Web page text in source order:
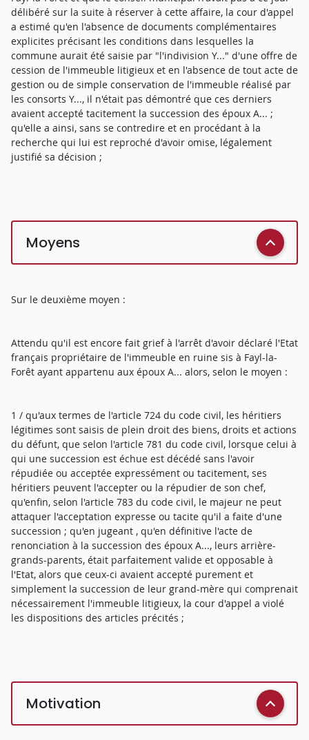
délibéré sur la suite à réserver à cette affaire, la cour d'appel
a estimé qu'en l'absence de documents complémentaires
explicites précisant les conditions dans lesquelles la
commune aurait été saisie par "l'indivision Y..." d'une offre de
cession de l'immeuble litigieux et en l'absence de tout acte de
gestion ou de simple conservation de l'immeuble réalisé par
les consorts Y..., il n'était pas démontré que ces derniers
avaient accepté tacitement la succession des époux A... ;
qu'elle a ainsi, sans se contredire et en procédant à la
recherche qui lui est reproché d'avoir omise, légalement
justifié sa décision ;
Moyens
Sur le deuxième moyen :
Attendu qu'il est encore fait grief à l'arrêt d'avoir déclaré l'Etat
français propriétaire de l'immeuble en ruine sis à Fayl-la-
Forêt ayant appartenu aux époux A... alors, selon le moyen :
1 / qu'aux termes de l'article 724 du code civil, les héritiers
légitimes sont saisis de plein droit des biens, droits et actions
du défunt, que selon l'article 781 du code civil, lorsque celui à
qui une succession est échue est décédé sans l'avoir
répudiée ou acceptée expressément ou tacitement, ses
héritiers peuvent l'accepter ou la répudier de son chef,
qu'enfin, selon l'article 783 du code civil, le majeur ne peut
attaquer l'acceptation expresse ou tacite qu'il a faite d'une
succession ; qu'en jugeant , qu'en définitive l'acte de
renonciation à la succession des époux A..., leurs arrière-
grands-parents, était parfaitement valide et opposable à
l'Etat, alors que ceux-ci avaient accepté purement et
simplement la succession de leur grand-mère qui comprenait
nécessairement l'immeuble litigieux, la cour d'appel a violé
les dispositions des articles précités ;
Motivation